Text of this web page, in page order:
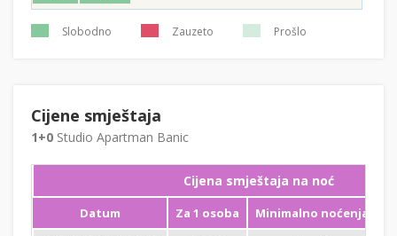
Slobodno Zauzeto Prošlo
Cijene smještaja
1+0 Studio Apartman Banic
Cijena smještaja na noć
Datum Za 1 osoba
Minimalno noćenja